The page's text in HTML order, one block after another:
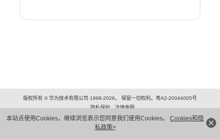
本站点使用Cookies，继续浏览表示您同意我们使用Cookies。 Cookies和隐
私政策>
版权所有 © 华为技术有限公司 1998-2026。 保留一切权利。粤A2-20044005号
隐私保护
法律声明